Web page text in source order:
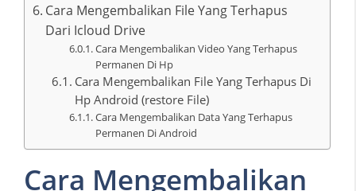
Cara Mengembalikan File Yang Terhapus
Dari Icloud Drive
Cara Mengembalikan Video Yang Terhapus
Permanen Di Hp
Cara Mengembalikan File Yang Terhapus Di
Hp Android (restore File)
Cara Mengembalikan Data Yang Terhapus
Permanen Di Android
Cara Mengembalikan